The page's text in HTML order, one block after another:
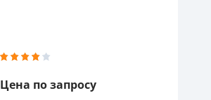
Цена по запросу